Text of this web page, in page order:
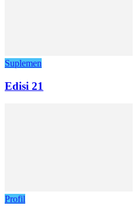
Suplemen
Edisi 21
Profil